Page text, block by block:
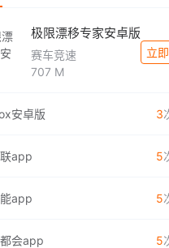
极限漂移专家安卓版
赛车竞速
707 M
立
安卓版 3
app 5
app 5
会app 5